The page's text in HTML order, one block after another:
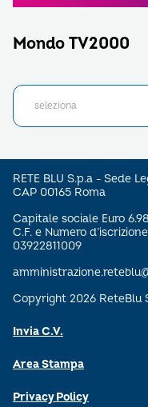
Mondo TV2000
RETE BLU S.p.a - Sede
CAP 00165 Roma
Capitale sociale Euro
C.F. e Numero
03922811009
Copyright 2026 ReteBlu
Invia C.V.
Area Stampa
Privacy Policy